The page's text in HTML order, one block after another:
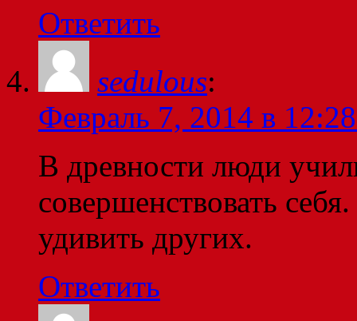
Ответить
sedulous:
Февраль 7, 2014 в
В древности люди
совершенствовать
удивить других.
Ответить